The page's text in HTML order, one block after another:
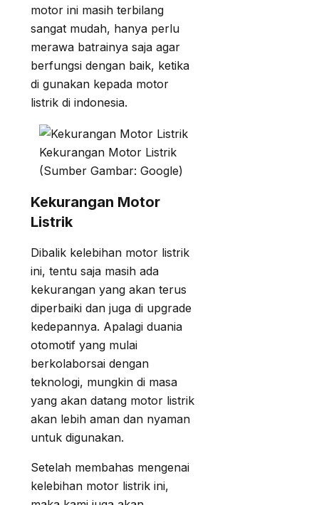
motor ini masih terbilang
sangat mudah, hanya perlu
merawa batrainya saja agar
berfungsi dengan baik, ketika
di gunakan kepada motor
listrik di indonesia.
Kekurangan Motor Listrik
(Sumber Gambar: Google)
Kekurangan Motor
Listrik
Dibalik kelebihan motor listrik
ini, tentu saja masih ada
kekurangan yang akan terus
diperbaiki dan juga di upgrade
kedepannya. Apalagi duania
otomotif yang mulai
berkolaborsai dengan
teknologi, mungkin di masa
yang akan datang motor listrik
akan lebih aman dan nyaman
untuk digunakan.
Setelah membahas mengenai
kelebihan motor listrik ini,